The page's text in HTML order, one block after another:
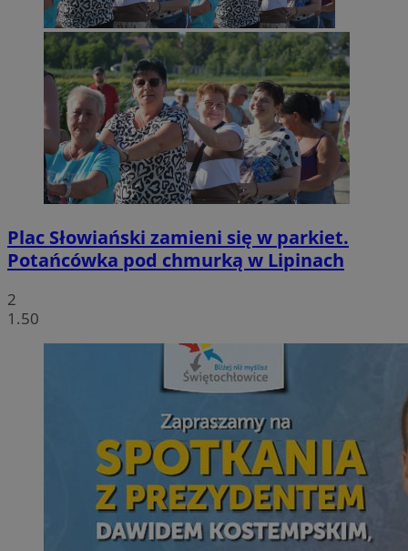
Plac Słowiański zamieni się w parkiet.
Potańcówka pod chmurką w Lipinach
2
1.50